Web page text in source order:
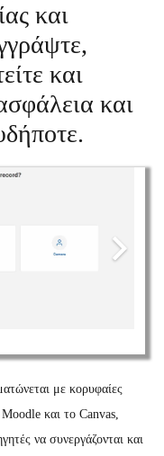
και
και
και
με κορυφαίες
και το Canvas,
να συνεργάζονται και